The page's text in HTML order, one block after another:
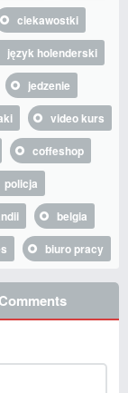
ciekawostki
język holenderski
jedzenie
video kurs
coffeshop
policja
belgia
biuro pracy